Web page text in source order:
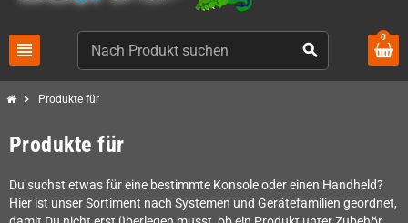
view_headline search
0
chevron_right Produkte für
Produkte für
Du suchst etwas für eine bestimmte Konsole oder einen Handheld?
Hier ist unser Sortiment nach Systemen und Gerätefamilien geordnet,